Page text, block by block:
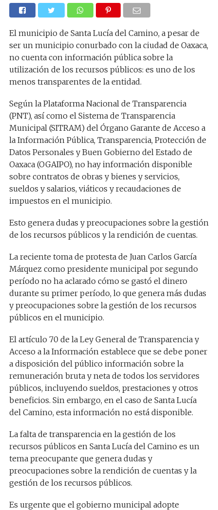
El municipio de Santa Lucía del Camino, a pesar de
ser un municipio conurbado con la ciudad de Oaxaca,
no cuenta con información pública sobre la
utilización de los recursos públicos: es uno de los
menos transparentes de la entidad.
Según la Plataforma Nacional de Transparencia
(PNT), así como el Sistema de Transparencia
Municipal (SITRAM) del Órgano Garante de Acceso a
la Información Pública, Transparencia, Protección de
Datos Personales y Buen Gobierno del Estado de
Oaxaca (OGAIPO), no hay información disponible
sobre contratos de obras y bienes y servicios,
sueldos y salarios, viáticos y recaudaciones de
impuestos en el municipio.
Esto genera dudas y preocupaciones sobre la gestión
de los recursos públicos y la rendición de cuentas.
La reciente toma de protesta de Juan Carlos García
Márquez como presidente municipal por segundo
período no ha aclarado cómo se gastó el dinero
durante su primer período, lo que genera más dudas
y preocupaciones sobre la gestión de los recursos
públicos en el municipio.
El artículo 70 de la Ley General de Transparencia y
Acceso a la Información establece que se debe poner
a disposición del público información sobre la
remuneración bruta y neta de todos los servidores
públicos, incluyendo sueldos, prestaciones y otros
beneficios. Sin embargo, en el caso de Santa Lucía
del Camino, esta información no está disponible.
La falta de transparencia en la gestión de los
recursos públicos en Santa Lucía del Camino es un
tema preocupante que genera dudas y
preocupaciones sobre la rendición de cuentas y la
gestión de los recursos públicos.
Es urgente que el gobierno municipal adopte